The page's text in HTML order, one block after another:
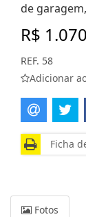
de
R$
REF. 58
Adicionar
Ficha
Fotos